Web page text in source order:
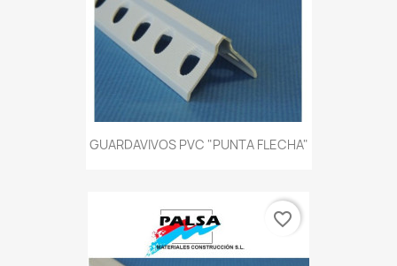
GUARDAVIVOS PVC "PUNTA FLECHA"
favorite_border